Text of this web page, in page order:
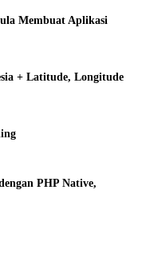
Membuat Aplikasi
+ Latitude, Longitude
PHP Native,